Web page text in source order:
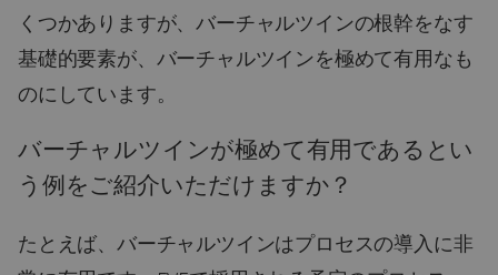
くつかありますが、バーチャルツインの根幹をなす
基礎的要素が、バーチャルツインを極めて有用なも
のにしています。
バーチャルツインが極めて有用であるとい
う例をご紹介いただけますか？
たとえば、バーチャルツインはプロセスの導入に非